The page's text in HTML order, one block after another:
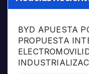
BYD APUESTA
PROPUESTA